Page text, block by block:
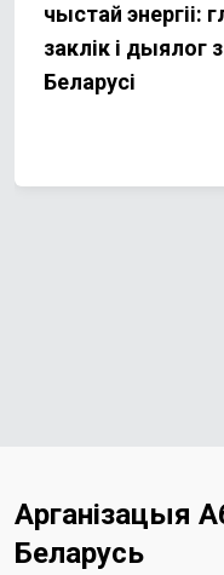
чыстай энергіі:
заклік і дыялог
Беларусі
Арганізацыя
Беларусь